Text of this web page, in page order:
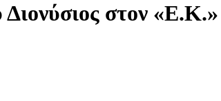
στον «Ε.Κ.»